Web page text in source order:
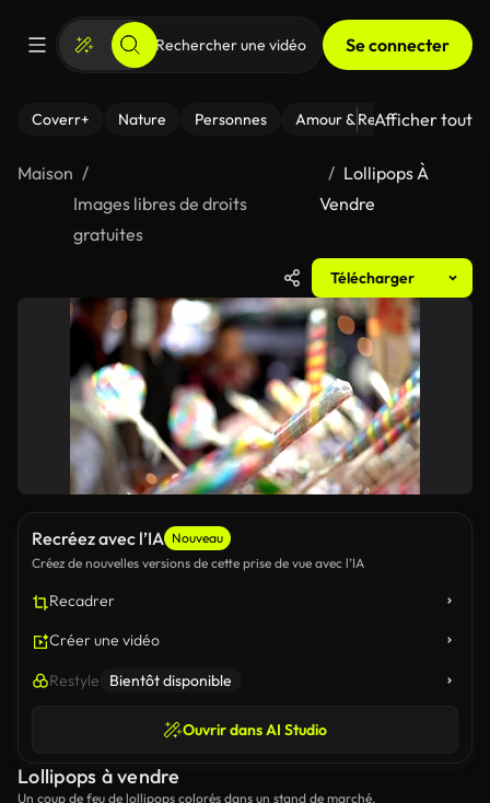
Se connecter
Coverr+ Nature Personnes Amour & Relations Le
Afficher tout
Maison
Images libres de droits
gratuites
Lollipops À
Vendre
Télécharger
Recréez avec l’IA Nouveau
Créez de nouvelles versions de cette prise de vue avec l’IA
Recadrer
Créer une vidéo
Restyle Bientôt disponible
Ouvrir dans AI Studio
Lollipops à vendre
Un coup de feu de lollipops colorés dans un stand de marché.